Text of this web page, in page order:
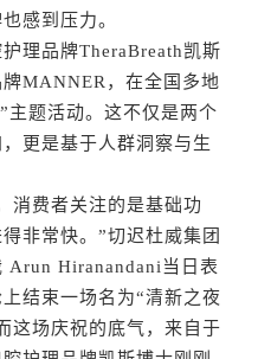
感到压力。
理品牌TheraBreath凯斯
MANNER，在全国多地
主题活动。这不仅是两个
更是基于人群洞察与生
费者关注的是基础功
非常快。”切迟杜威集团
Arun Hiranandani当日表
结束一场名为“清新之夜
这场庆祝的底气，来自于